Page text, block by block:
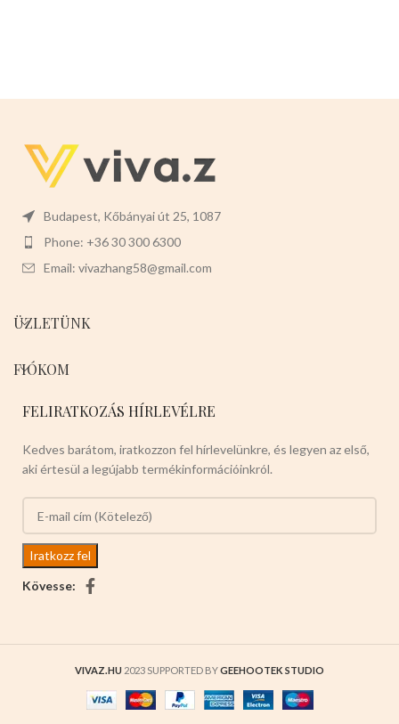
Budapest, Kőbányai út 25, 1087
Phone: +36 30 300 6300
Email: vivazhang58@gmail.com
ÜZLETÜNK
FIÓKOM
FELIRATKOZÁS HÍRLEVÉLRE
Kedves barátom, iratkozzon fel hírlevelünkre, és legyen az első,
aki értesül a legújabb termékinformációinkról.
Kövesse:
VIVAZ.HU 2023 SUPPORTED BYGEEHOOTEK STUDIO